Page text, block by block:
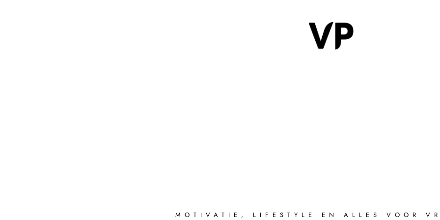
MOTIVATIE, LIFESTYLE EN ALLES VOOR